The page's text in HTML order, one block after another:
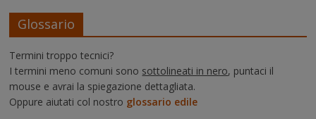
Glossario
Termini troppo tecnici?
I termini meno comuni sono sottolineati in nero, puntaci il
mouse e avrai la spiegazione dettagliata.
Oppure aiutati col nostro glossario edile